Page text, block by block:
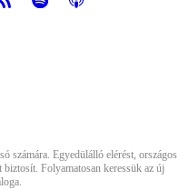
számára. Egyedülálló elérést, országos
biztosít. Folyamatosan keressük az új